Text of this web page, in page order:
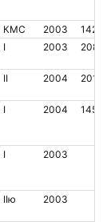
КМС 2003
I 2003
II 2004
I 2004
I 2003
IIю 2003